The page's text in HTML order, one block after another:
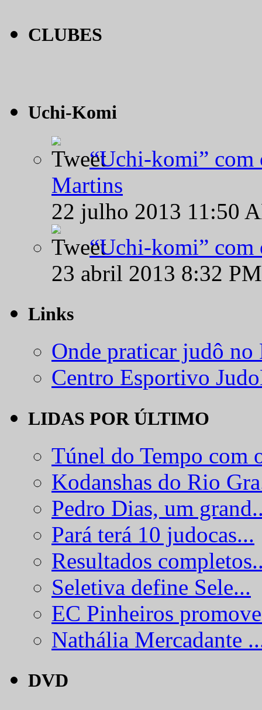
CLUBES
Uchi-Komi
“Uchi-komi” com
Martins
22 julho 2013 11:50
“Uchi-komi” com
23 abril 2013 8:32
Links
Onde praticar judô
Centro Esportivo
LIDAS POR ÚLTIMO
Túnel do Tempo com
Kodanshas do Rio
Pedro Dias, um
Pará terá 10 judocas...
Resultados
Seletiva define Sele...
EC Pinheiros
Nathália Mercadante
DVD